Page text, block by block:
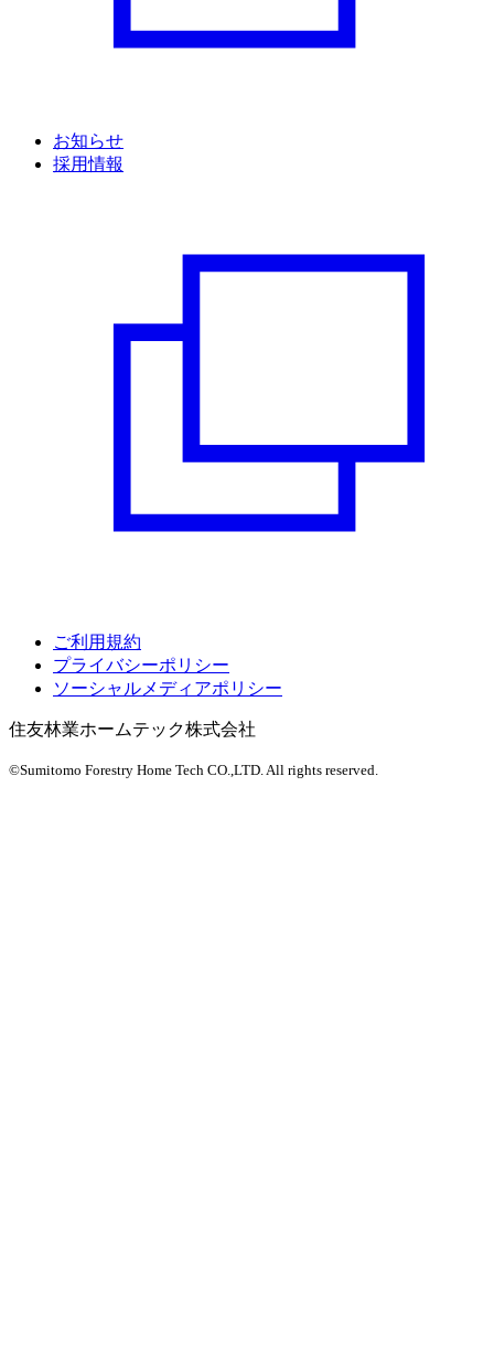
お知らせ
採用情報
ご利用規約
プライバシーポリシー
ソーシャルメディアポリシー
住友林業ホームテック株式会社
©Sumitomo Forestry Home Tech CO.,LTD.All rights reserved.